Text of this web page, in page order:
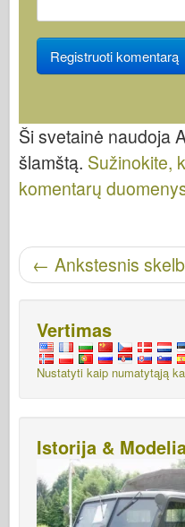
Ši svetainė naudoja
šlamštą. Sužinokite,
komentarų
← Ankstesnis
Vertimas
Nustatyti kaip numatytąją
Istorija &